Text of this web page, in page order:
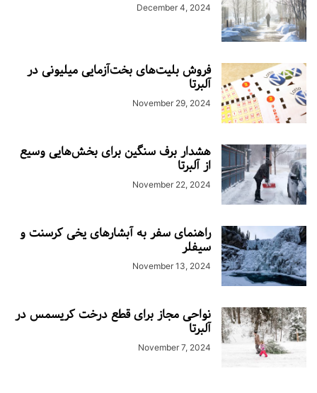
December 4, 2024
فروش بلیت‌های بخت‌آزمایی میلیونی در
آلبرتا
November 29, 2024
هشدار برف سنگین برای بخش‌هایی وسیع
از آلبرتا
November 22, 2024
راهنمای سفر به آبشارهای یخی کرسنت و
سیفلر
November 13, 2024
نواحی مجاز برای قطع درخت کریسمس در
آلبرتا
November 7, 2024